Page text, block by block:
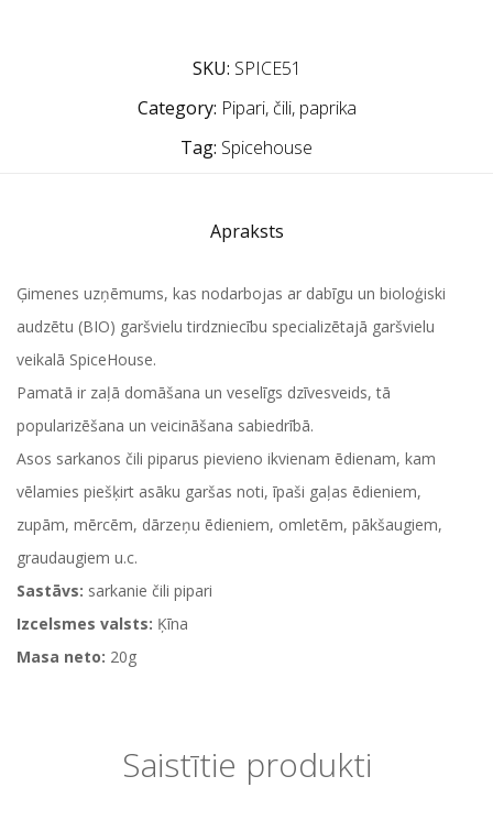
SKU: SPICE51
Category: Pipari, čili, paprika
Tag: Spicehouse
Apraksts
Ģimenes uzņēmums, kas nodarbojas ar dabīgu un bioloģiski
audzētu (BIO) garšvielu tirdzniecību specializētajā garšvielu
veikalā SpiceHouse.
Pamatā ir zaļā domāšana un veselīgs dzīvesveids, tā
popularizēšana un veicināšana sabiedrībā.
Asos sarkanos čili piparus pievieno ikvienam ēdienam, kam
vēlamies piešķirt asāku garšas noti, īpaši gaļas ēdieniem,
zupām, mērcēm, dārzeņu ēdieniem, omletēm, pākšaugiem,
graudaugiem u.c.
Sastāvs: sarkanie čili pipari
Izcelsmes valsts: Ķīna
Masa neto: 20g
Saistītie produkti